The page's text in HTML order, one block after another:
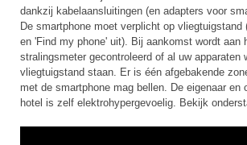
dankzij kabelaansluitingen (en adapters voor
De smartphone moet verplicht op vliegtuigstand
en 'Find my phone' uit). Bij aankomst wordt aan
stralingsmeter gecontroleerd of al uw apparaten
vliegtuigstand staan. Er is één afgebakende
met de smartphone mag bellen. De eigenaar en
hotel is zelf elektrohypergevoelig. Bekijk